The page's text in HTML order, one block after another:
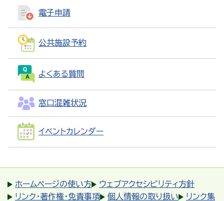
電子申請
公共施設予約
よくある質問
窓口混雑状況
イベントカレンダー
ホームページの使い方
ウェブアクセシビリティ方針
リンク・著作権・免責事項
個人情報の取り扱い
リンク集